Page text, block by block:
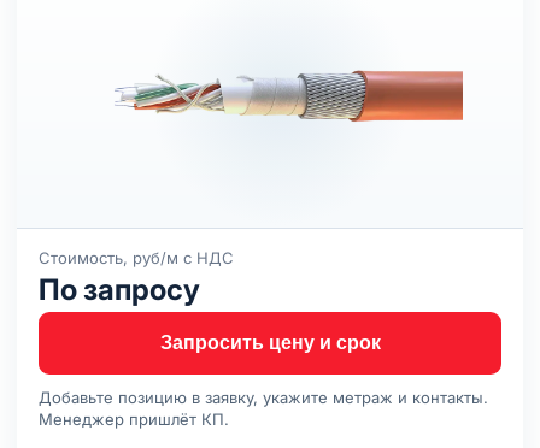
Стоимость, руб/м с НДС
По запросу
Запросить цену и срок
Добавьте позицию в заявку, укажите метраж и контакты.
Менеджер пришлёт КП.